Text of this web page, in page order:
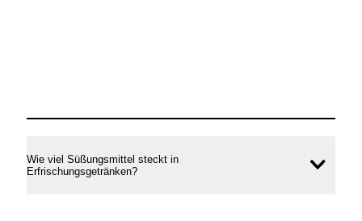
Wie viel Süßungsmittel steckt in
Erfrischungsgetränken?